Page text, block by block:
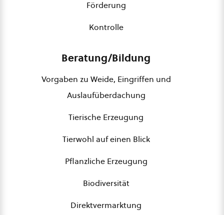
Förderung
Kontrolle
Beratung/Bildung
Vorgaben zu Weide, Eingriffen und
Auslaufüberdachung
Tierische Erzeugung
Tierwohl auf einen Blick
Pflanzliche Erzeugung
Biodiversität
Direktvermarktung